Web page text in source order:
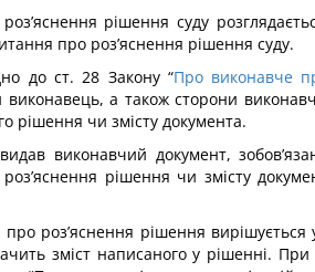
рішення суду
про роз’яснення рішення суду.
до ст. 28 Закону “Про виконавче
а також сторони
рішення чи змісту документа.
виконавчий документ,
роз’яснення рішення чи змісту
роз’яснення рішення вирішується
зміст написаного у рішенні.